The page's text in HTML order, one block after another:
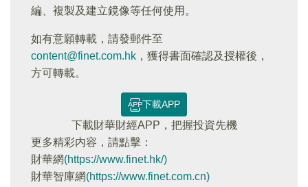
編、複製及建立鏡像等任何使用。
如有意願轉載，請發郵件至
content@finet.com.hk ，獲得書面確認及授權後，
方可轉載。
下載APP
下載財華財經APP，把握投資先機
更多精彩内容，請點擊：
財華網(https://www.finet.hk/)
財華智庫網(https://www.finet.com.cn)